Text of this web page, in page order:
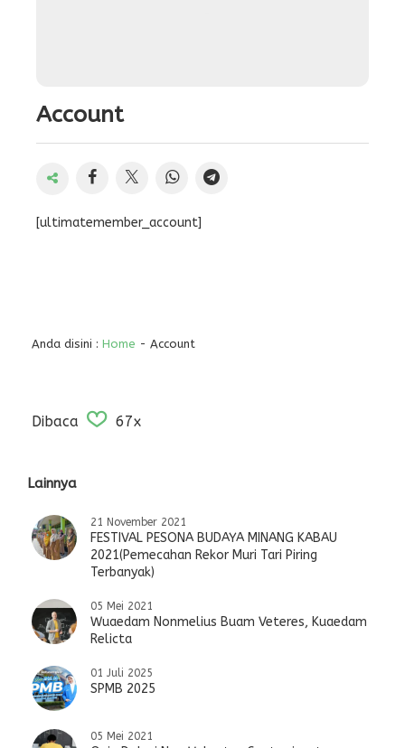
Account
[ultimatemember_account]
Anda disini : Home - Account
Dibaca 67x
Lainnya
21 November 2021
FESTIVAL PESONA BUDAYA MINANG KABAU
2021(Pemecahan Rekor Muri Tari Piring
Terbanyak)
05 Mei 2021
Wuaedam Nonmelius Buam Veteres, Kuaedam
Relicta
01 Juli 2025
SPMB 2025
05 Mei 2021